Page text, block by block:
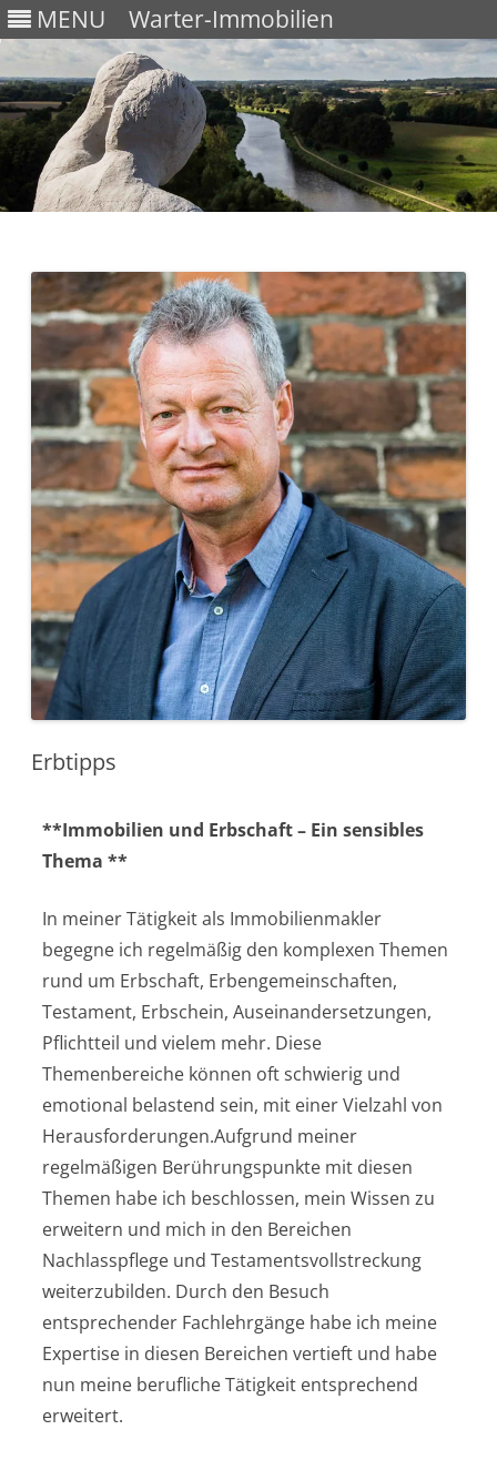
MENU Warter-Immobilien
Erbtipps
**Immobilien und Erbschaft – Ein sensibles
Thema **
In meiner Tätigkeit als Immobilienmakler
begegne ich regelmäßig den komplexen Themen
rund um Erbschaft, Erbengemeinschaften,
Testament, Erbschein, Auseinandersetzungen,
Pflichtteil und vielem mehr. Diese
Themenbereiche können oft schwierig und
emotional belastend sein, mit einer Vielzahl von
Herausforderungen.Aufgrund meiner
regelmäßigen Berührungspunkte mit diesen
Themen habe ich beschlossen, mein Wissen zu
erweitern und mich in den Bereichen
Nachlasspflege und Testamentsvollstreckung
weiterzubilden. Durch den Besuch
entsprechender Fachlehrgänge habe ich meine
Expertise in diesen Bereichen vertieft und habe
nun meine berufliche Tätigkeit entsprechend
erweitert.